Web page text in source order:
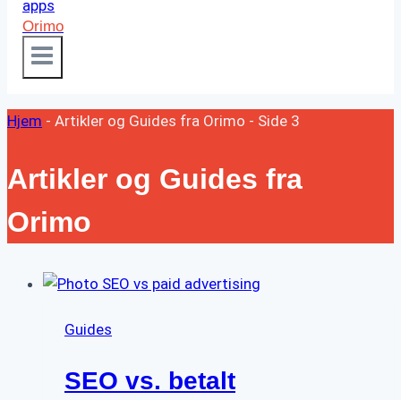
Orimo
Hjem - Artikler og Guides fra Orimo - Side 3
Artikler og Guides fra
Orimo
Guides
SEO vs. betalt